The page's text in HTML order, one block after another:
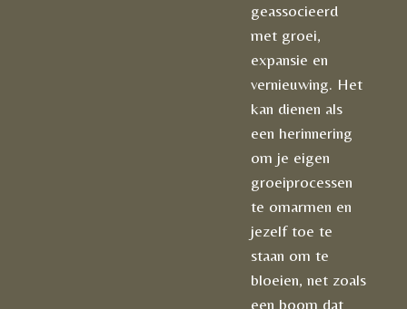
geassocieerd
met groei,
expansie en
vernieuwing. Het
kan dienen als
een herinnering
om je eigen
groeiprocessen
te omarmen en
jezelf toe te
staan om te
bloeien, net zoals
een boom dat